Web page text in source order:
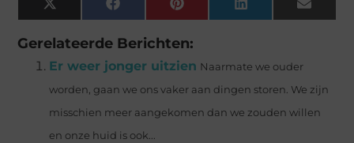
X
(Twitter)
Facebook Pinterest LinkedIn Email
Gerelateerde Berichten:
Er weer jonger uitzien Naarmate we ouder
worden, gaan we ons vaker aan dingen storen. We zijn
misschien meer aangekomen dan we zouden willen
en onze huid is ook...